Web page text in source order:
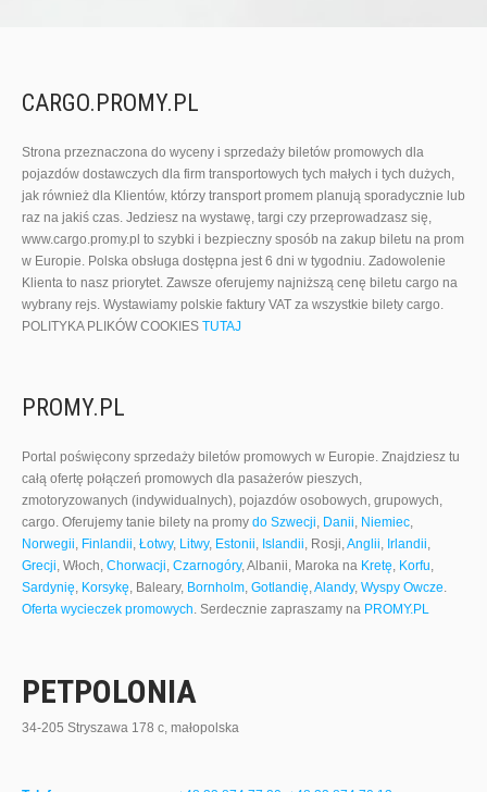
CARGO.PROMY.PL
Strona przeznaczona do wyceny i sprzedaży biletów promowych dla
pojazdów dostawczych dla firm transportowych tych małych i tych dużych,
jak również dla Klientów, którzy transport promem planują sporadycznie lub
raz na jakiś czas. Jedziesz na wystawę, targi czy przeprowadzasz się,
www.cargo.promy.pl to szybki i bezpieczny sposób na zakup biletu na prom
w Europie. Polska obsługa dostępna jest 6 dni w tygodniu. Zadowolenie
Klienta to nasz priorytet. Zawsze oferujemy najniższą cenę biletu cargo na
wybrany rejs. Wystawiamy polskie faktury VAT za wszystkie bilety cargo.
POLITYKA PLIKÓW COOKIES TUTAJ
PROMY.PL
Portal poświęcony sprzedaży biletów promowych w Europie. Znajdziesz tu
całą ofertę połączeń promowych dla pasażerów pieszych,
zmotoryzowanych (indywidualnych), pojazdów osobowych, grupowych,
cargo. Oferujemy tanie bilety na promy do Szwecji, Danii, Niemiec,
Norwegii, Finlandii, Łotwy, Litwy, Estonii, Islandii, Rosji,Anglii, Irlandii,
Grecji, Włoch, Chorwacji, Czarnogóry, Albanii, Maroka na Kretę, Korfu,
Sardynię, Korsykę, Baleary, Bornholm, Gotlandię,Alandy, Wyspy Owcze.
Oferta wycieczek promowych. Serdecznie zapraszamy na PROMY.PL
PETPOLONIA
34-205 Stryszawa 178 c, małopolska